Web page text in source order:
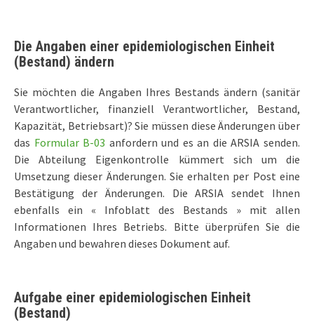
Die Angaben einer epidemiologischen Einheit
(Bestand) ändern
Sie möchten die Angaben Ihres Bestands ändern (sanitär
Verantwortlicher, finanziell Verantwortlicher, Bestand,
Kapazität, Betriebsart)? Sie müssen diese Änderungen über
das Formular B-03 anfordern und es an die ARSIA senden.
Die Abteilung Eigenkontrolle kümmert sich um die
Umsetzung dieser Änderungen. Sie erhalten per Post eine
Bestätigung der Änderungen. Die ARSIA sendet Ihnen
ebenfalls ein « Infoblatt des Bestands » mit allen
Informationen Ihres Betriebs. Bitte überprüfen Sie die
Angaben und bewahren dieses Dokument auf.
Aufgabe einer epidemiologischen Einheit
(Bestand)